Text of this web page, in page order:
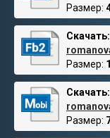
Размер:
Скачать:
Размер:
Скачать:
Размер: